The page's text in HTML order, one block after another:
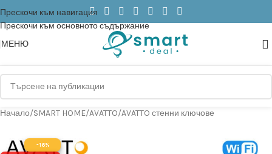
Прескочи към навигация
Прескочи към основното съдържание
МЕНЮ
Начало/SMART HOME/AVATTO/AVATTO стенни ключове
-16%